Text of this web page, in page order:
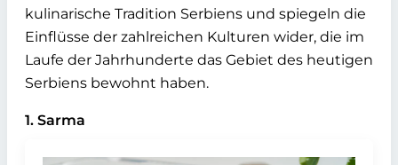
kulinarische Tradition Serbiens und spiegeln die
Einflüsse der zahlreichen Kulturen wider, die im
Laufe der Jahrhunderte das Gebiet des heutigen
Serbiens bewohnt haben.
1. Sarma